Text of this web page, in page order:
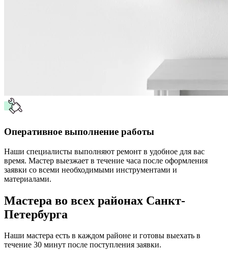
Оперативное выполнение работы
Наши специалисты выполняют ремонт в удобное для вас
время. Мастер выезжает в течение часа после оформления
заявки со всеми необходимыми инструментами и
материалами.
Мастера во всех районах Санкт-
Петербурга
Наши мастера есть в каждом районе и готовы выехать в
течение 30 минут после поступления заявки.